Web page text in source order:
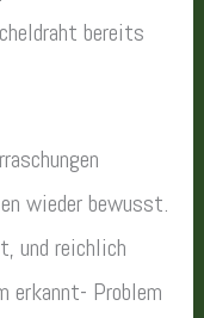
bereits
wieder bewusst.
und reichlich
erkannt- Problem